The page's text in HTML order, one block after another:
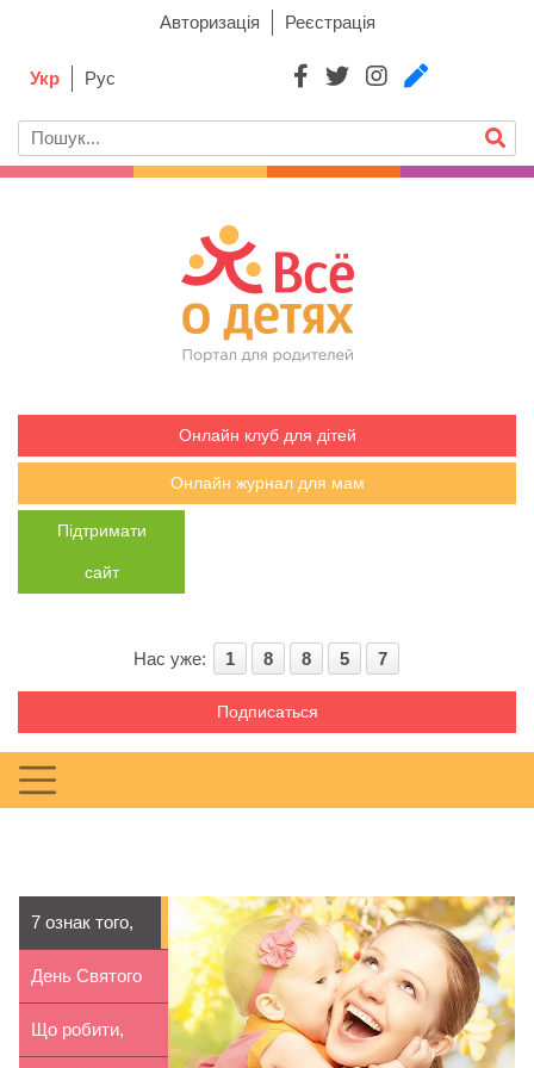
Авторизація Реєстрація
Укр Рус
Онлайн клуб для дітей
Онлайн журнал для мам
Підтримати
сайт
Нас уже: 1 8 8 5 7
Подписаться
7 ознак того,
що батьки
потураю...
День Святого
Миколая: ідеї
Що робити,